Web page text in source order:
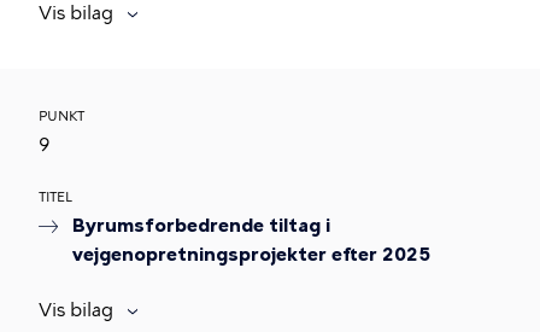
Vis bilag
PUNKT
9
TITEL
Byrumsforbedrende tiltag i
vejgenopretningsprojekter efter 2025
Vis bilag